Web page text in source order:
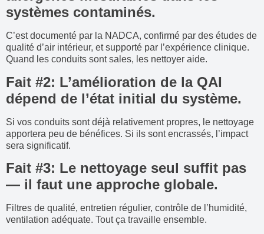
systèmes contaminés.
C’est documenté par la NADCA, confirmé par des études de
qualité d’air intérieur, et supporté par l’expérience clinique.
Quand les conduits sont sales, les nettoyer aide.
Fait #2: L’amélioration de la QAI
dépend de l’état initial du système.
Si vos conduits sont déjà relativement propres, le nettoyage
apportera peu de bénéfices. Si ils sont encrassés, l’impact
sera significatif.
Fait #3: Le nettoyage seul suffit pas
— il faut une approche globale.
Filtres de qualité, entretien régulier, contrôle de l’humidité,
ventilation adéquate. Tout ça travaille ensemble.